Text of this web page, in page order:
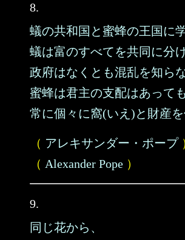
8.
蟻の共和国と蜜蜂の王国に
蟻は富のすべてを共同に分け
政府はなくとも混乱を知らな
蜜蜂は君主の支配はあっても
常に個々に窩(いえ)と財産を
（ アレキサンダー・ポープ
（ Alexander Pope ）
9.
同じ花から、